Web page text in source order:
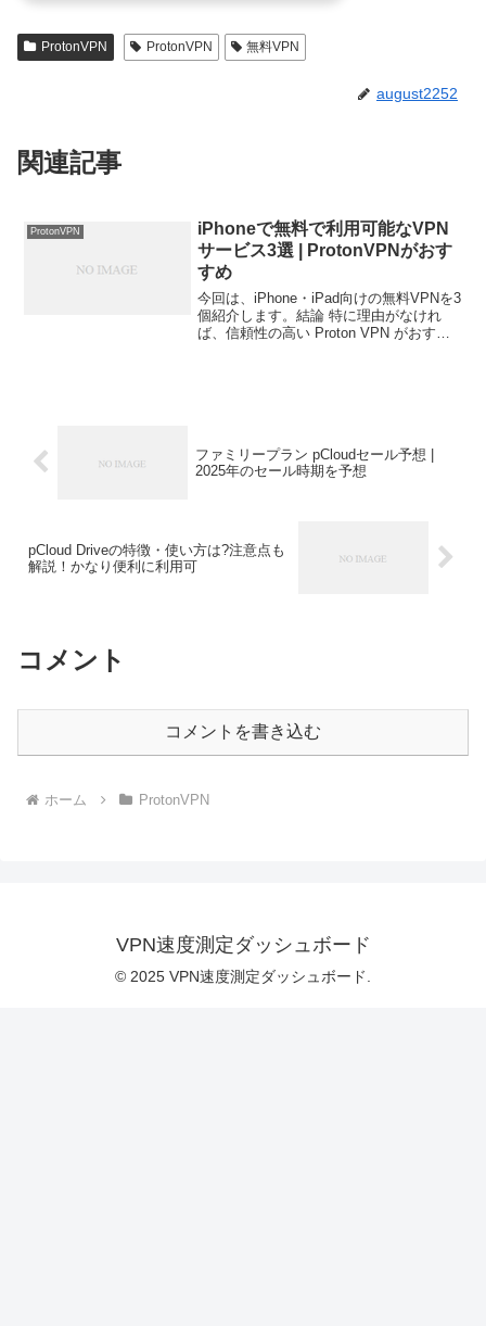
ProtonVPN ProtonVPN 無料VPN
august2252
関連記事
ProtonVPN
iPhoneで無料で利用可能なVPN
サービス3選 | ProtonVPNがおす
すめ
今回は、iPhone・iPad向けの無料VPNを3
個紹介します。結論 特に理由がなけれ
ば、信頼性の高い Proton VPN がおすす
ファミリープラン pCloudセール予想 |
2025年のセール時期を予想
pCloud Driveの特徴・使い方は?注意点も
解説！かなり便利に利用可
コメント
コメントを書き込む
ホーム ProtonVPN
VPN速度測定ダッシュボード
© 2025 VPN速度測定ダッシュボード.